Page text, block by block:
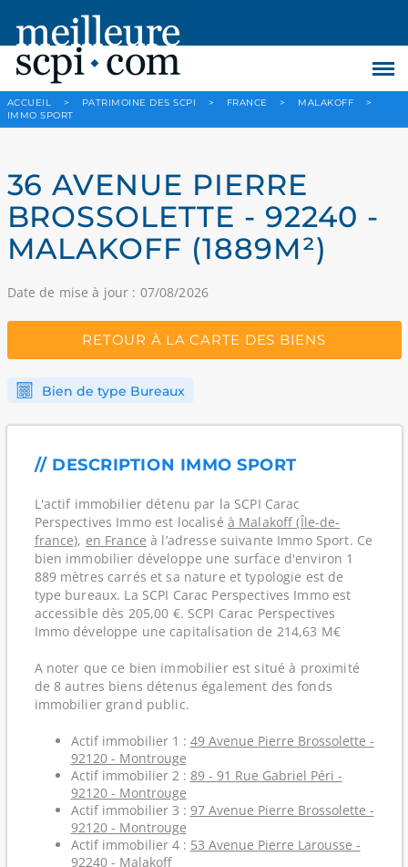
ACCUEIL > PATRIMOINE DES SCPI > FRANCE > MALAKOFF
>
IMMO SPORT
36 AVENUE PIERRE
BROSSOLETTE - 92240 -
MALAKOFF (1889M²)
Date de mise à jour : 07/08/2026
RETOUR À LA CARTE DES BIENS
Bien de type Bureaux
// DESCRIPTION IMMO SPORT
L'actif immobilier détenu par la SCPI Carac
Perspectives Immo est localisé à Malakoff (Île-de-
france), en France à l’adresse suivante Immo Sport. Ce
bien immobilier développe une surface d'environ 1
889 mètres carrés et sa nature et typologie est de
type bureaux. La SCPI Carac Perspectives Immo est
accessible dès 205,00 €. SCPI Carac Perspectives
Immo développe une capitalisation de 214,63 M€
A noter que ce bien immobilier est situé à proximité
de 8 autres biens détenus également des fonds
immobilier grand public.
Actif immobilier 1 : 49 Avenue Pierre Brossolette -
92120 - Montrouge
Actif immobilier 2 : 89 - 91 Rue Gabriel Péri -
92120 - Montrouge
Actif immobilier 3 : 97 Avenue Pierre Brossolette -
92120 - Montrouge
Actif immobilier 4 : 53 Avenue Pierre Larousse -
92240 - Malakoff